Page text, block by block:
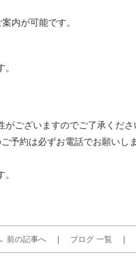
内が可能です。
がございますのでご了承くだ
予約は必ずお電話でお願いし
前の記事へ ブログ 一覧